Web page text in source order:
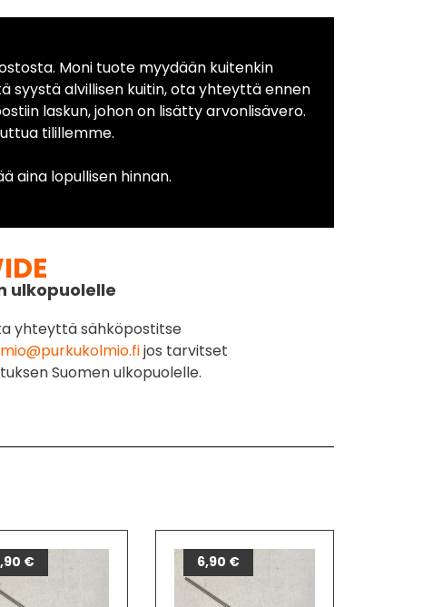
Moni tuote myydään kuitenkin
syystä alvillisen kuitin, ota yhteyttä ennen
laskun, johon on lisätty arvonlisävero.
tilillemme.
aina lopullisen hinnan.
ulkopuolelle
yhteyttä sähköpostitse
jos tarvitset
Suomen ulkopuolelle.
€ 6,90 €